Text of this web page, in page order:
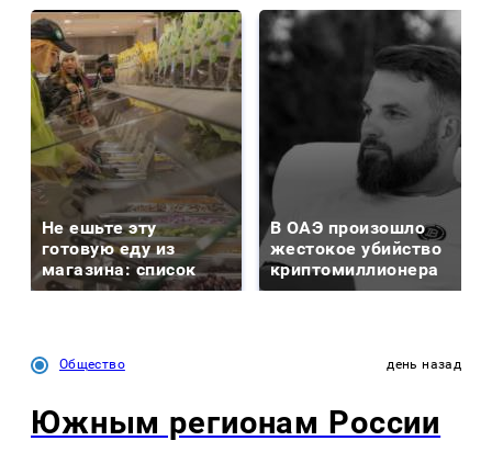
Не ешьте эту
готовую еду из
магазина: список
В ОАЭ произошло
жестокое убийство
криптомиллионера
Общество день назад
Южным регионам России